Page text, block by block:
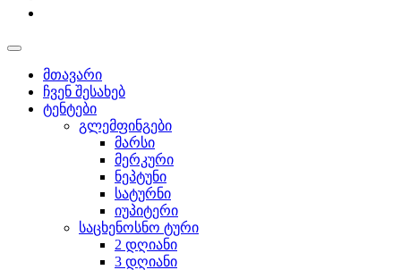
მთავარი
ჩვენ შესახებ
ტენტები
გლემფინგები
მარსი
მერკური
ნეპტუნი
სატურნი
იუპიტერი
საცხენოსნო ტური
2 დღიანი
3 დღიანი